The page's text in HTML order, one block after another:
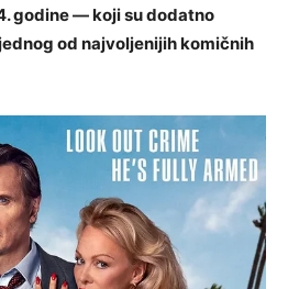
godine — koji su dodatno
od najvoljenijih komičnih